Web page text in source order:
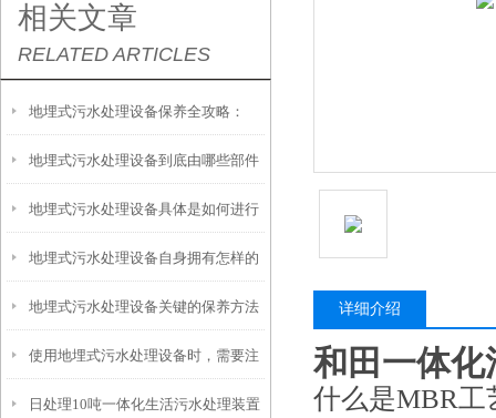
相关文章
RELATED ARTICLES
地埋式污水处理设备保养全攻略：
让“地下卫士”持续高效运转
地埋式污水处理设备到底由哪些部件
撑起？核心结构一文拆解
地埋式污水处理设备具体是如何进行
安装的呢？
地埋式污水处理设备自身拥有怎样的
特点呢？
地埋式污水处理设备关键的保养方法
使用地埋式污水处理设备时，需要注
意以下事项
日处理10吨一体化生活污水处理装置
详细介绍
和田一体化
什么是MBR工